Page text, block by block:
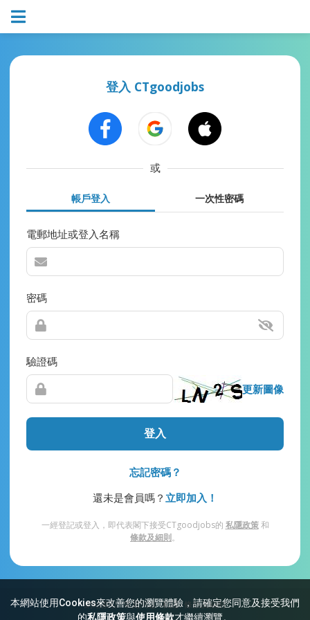
本網站使用Cookies來改善您的瀏覽體驗，請確定您同意及接受我們
的私隱政策與使用條款才繼續瀏覽。
登入 CTgoodjobs
或
帳戶登入 一次性密碼
電郵地址或登入名稱
密碼
驗證碼
更新圖像
登入
忘記密碼？
還未是會員嗎？ 立即加入！
一經登記或登入，即代表閣下接受CTgoodjobs的 私隱政策和
條款及細則。
網站索引 常見問題 私隱 條款及細則